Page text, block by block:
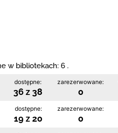
w bibliotekach: 6 .
dostępne:
36 z 38
zarezerwowane:
0
dostępne:
19 z 20
zarezerwowane:
0